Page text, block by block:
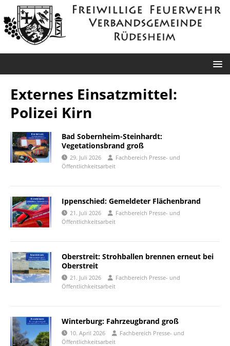
Externes Einsatzmittel:
Polizei Kirn
Bad Sobernheim-Steinhardt:
Vegetationsbrand groß
29. Juli 2026
Fachbereich Presse- und
Öffentlichkeitsarbeit
Ippenschied: Gemeldeter Flächenbrand
21. Juli 2026
Fachbereich Presse- und
Öffentlichkeitsarbeit
Oberstreit: Strohballen brennen erneut bei
Oberstreit
21. Juli 2026
Fachbereich Presse- und
Öffentlichkeitsarbeit
Winterburg: Fahrzeugbrand groß
10. April 2026
Fachbereich Presse- und
Öffentlichkeitsarbeit